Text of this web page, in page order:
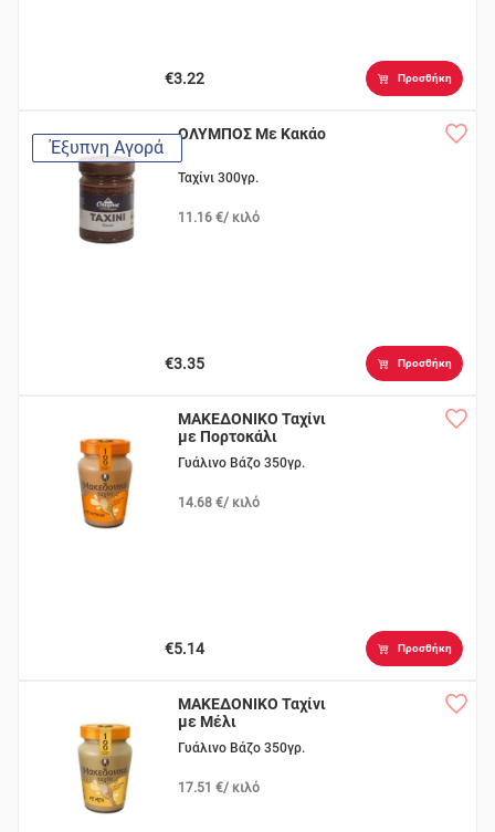
€3.22 Προσθήκη
Έξυπνη Αγορά
ΟΛΥΜΠΟΣ Με Κακάο
Ταχίνι 300γρ.
11.16 €/ κιλό
€3.35 Προσθήκη
ΜΑΚΕΔΟΝΙΚΟ Ταχίνι
με Πορτοκάλι
Γυάλινο Βάζο 350γρ.
14.68 €/ κιλό
€5.14 Προσθήκη
ΜΑΚΕΔΟΝΙΚΟ Ταχίνι
με Μέλι
Γυάλινο Βάζο 350γρ.
17.51 €/ κιλό